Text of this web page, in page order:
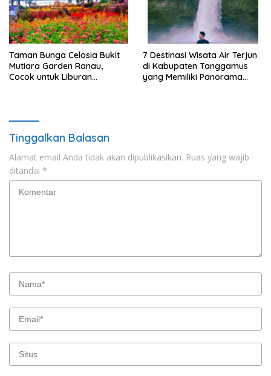
Taman Bunga Celosia Bukit
Mutiara Garden Ranau,
Cocok untuk Liburan
7 Destinasi Wisata Air Terjun
di Kabupaten Tanggamus
yang Memiliki Panorama
Tinggalkan Balasan
Alamat email Anda tidak akan dipublikasikan. Ruas yang wajib
ditandai *